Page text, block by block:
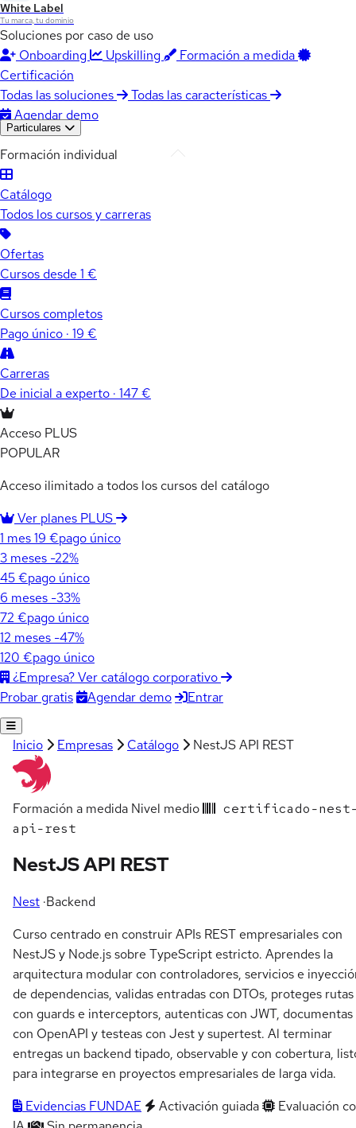
White Label
Tu marca, tu dominio
Soluciones por caso de uso
Onboarding
Upskilling
Formación a medida
Certificación
Todas las soluciones
Todas las características
Agendar demo
Particulares
Formación individual
Catálogo
Todos los cursos y carreras
Ofertas
Cursos desde 1 €
Cursos completos
Pago único · 19 €
Carreras
De inicial a experto · 147 €
Acceso PLUS
POPULAR
Acceso ilimitado a todos los cursos del catálogo
Ver planes PLUS
1 mes19 €pago único
3 meses -22%
45 €pago único
6 meses -33%
72 €pago único
12 meses -47%
120 €pago único
¿Empresa? Ver catálogo corporativo
Probar gratis
Agendar demo Entrar
Inicio Empresas Catálogo NestJS API REST
Formación a medida Nivel medio
certificado-
api-rest
NestJS API REST
Nest ·Backend
Curso centrado en construir APIs REST empresariales con
NestJS y Node.js sobre TypeScript estricto. Aprendes la
arquitectura modular con controladores, servicios e
de dependencias, validas entradas con DTOs, proteges rutas
con guards e interceptors, autenticas con JWT, documentas
con OpenAPI y testeas con Jest y supertest. Al terminar
entregas un backend tipado, observable y con cobertura,
para integrarse en proyectos empresariales de larga vida.
Evidencias FUNDAE
Activación guiada
Evaluación